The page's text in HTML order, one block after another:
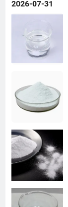
2026-07-31